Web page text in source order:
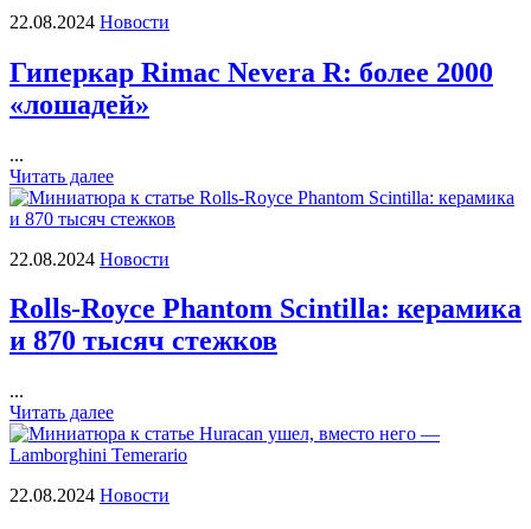
22.08.2024 Новости
Гиперкар Rimac Nevera R: более 2000
«лошадей»
...
Читать далее
22.08.2024 Новости
Rolls-Royce Phantom Scintilla: керамика
и 870 тысяч стежков
...
Читать далее
22.08.2024 Новости